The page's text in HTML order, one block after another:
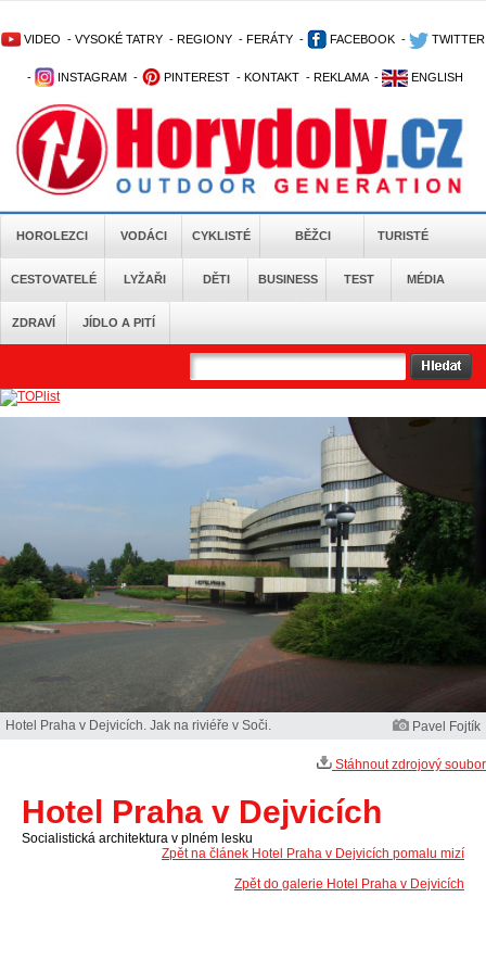
VIDEO - VYSOKÉ TATRY - REGIONY - FERÁTY - FACEBOOK - TWITTER
- INSTAGRAM - PINTEREST - KONTAKT - REKLAMA - ENGLISH
HOROLEZCI VODÁCI CYKLISTÉ BĚŽCI TURISTÉ
CESTOVATELÉ LYŽAŘI DĚTI BUSINESS TEST MÉDIA
ZDRAVÍ JÍDLO A PITÍ
Hotel Praha v Dejvicích. Jak na riviéře v Soči. Pavel Fojtík
Stáhnout zdrojový soubor
Hotel Praha v Dejvicích
Socialistická architektura v plném lesku
Zpět na článek Hotel Praha v Dejvicích pomalu mizí
Zpět do galerie Hotel Praha v Dejvicích